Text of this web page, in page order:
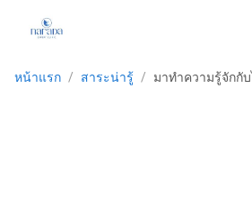
หน้าแรก / สาระน่ารู้ / มาทำความรู้จักกั